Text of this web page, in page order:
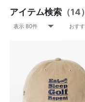
アイテム検索 （14）